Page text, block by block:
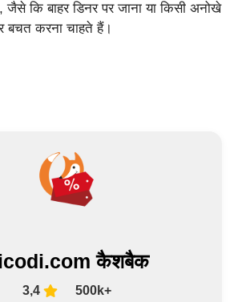
जैसे कि बाहर डिनर पर जाना या किसी अनोखे
बचत करना चाहते हैं।
कैशबैक
3,4 500k+